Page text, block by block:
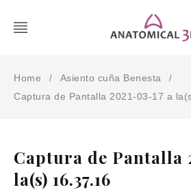
Home / Asiento cuña Benesta /
Captura de Pantalla 2021-03-17 a
Captura de Pantalla
la(s) 16.37.16